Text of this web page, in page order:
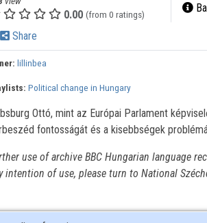
0.00 (from 0 ratings)
Share
lillinbea
Political change in Hungary
Ottó, mint az Európai Parlament
fontosságát és a kisebbségek
use of archive BBC Hungarian language
intention of use, please turn to National